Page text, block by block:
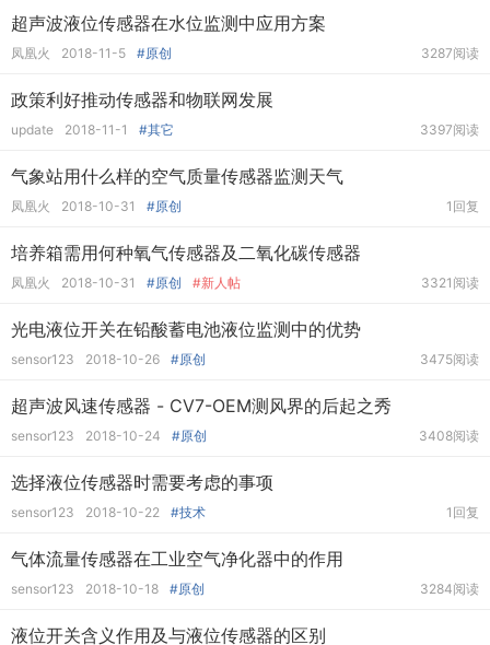
超声波液位传感器在水位监测中应用方案
凤凰火 2018-11-5 #原创 3287阅读
政策利好推动传感器和物联网发展
update 2018-11-1 #其它 3397阅读
气象站用什么样的空气质量传感器监测天气
凤凰火 2018-10-31 #原创 1回复
培养箱需用何种氧气传感器及二氧化碳传感器
凤凰火 2018-10-31 #原创 #新人帖 3321阅读
光电液位开关在铅酸蓄电池液位监测中的优势
sensor123 2018-10-26 #原创 3475阅读
超声波风速传感器 - CV7-OEM测风界的后起之秀
sensor123 2018-10-24 #原创 3408阅读
选择液位传感器时需要考虑的事项
sensor123 2018-10-22 #技术 1回复
气体流量传感器在工业空气净化器中的作用
sensor123 2018-10-18 #原创 3284阅读
液位开关含义作用及与液位传感器的区别